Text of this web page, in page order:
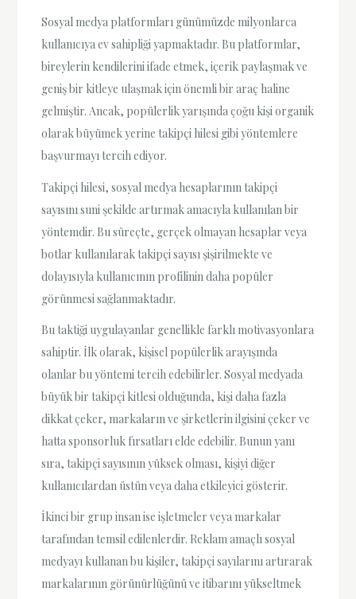
Sosyal medya platformları günümüzde milyonlarca
kullanıcıya ev sahipliği yapmaktadır. Bu platformlar,
bireylerin kendilerini ifade etmek, içerik paylaşmak ve
geniş bir kitleye ulaşmak için önemli bir araç haline
gelmiştir. Ancak, popülerlik yarışında çoğu kişi organik
olarak büyümek yerine takipçi hilesi gibi yöntemlere
başvurmayı tercih ediyor.
Takipçi hilesi, sosyal medya hesaplarının takipçi
sayısını suni şekilde artırmak amacıyla kullanılan bir
yöntemdir. Bu süreçte, gerçek olmayan hesaplar veya
botlar kullanılarak takipçi sayısı şişirilmekte ve
dolayısıyla kullanıcının profilinin daha popüler
görünmesi sağlanmaktadır.
Bu taktiği uygulayanlar genellikle farklı motivasyonlara
sahiptir. İlk olarak, kişisel popülerlik arayışında
olanlar bu yöntemi tercih edebilirler. Sosyal medyada
büyük bir takipçi kitlesi olduğunda, kişi daha fazla
dikkat çeker, markaların ve şirketlerin ilgisini çeker ve
hatta sponsorluk fırsatları elde edebilir. Bunun yanı
sıra, takipçi sayısının yüksek olması, kişiyi diğer
kullanıcılardan üstün veya daha etkileyici gösterir.
İkinci bir grup insan ise işletmeler veya markalar
tarafından temsil edilenlerdir. Reklam amaçlı sosyal
medyayı kullanan bu kişiler, takipçi sayılarını artırarak
markalarının görünürlüğünü ve itibarını yükseltmek